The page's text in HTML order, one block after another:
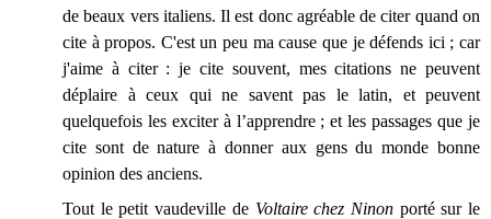
de beaux vers italiens. Il est donc agréable de citer quand on
cite à propos. C'est un peu ma cause que je défends ici ; car
j'aime à citer : je cite souvent, mes citations ne peuvent
déplaire à ceux qui ne savent pas le latin, et peuvent
quelquefois les exciter à l’apprendre ; et les passages que je
cite sont de nature à donner aux gens du monde bonne
opinion des anciens.
Tout le petit vaudeville de Voltaire chez Ninonporté sur le